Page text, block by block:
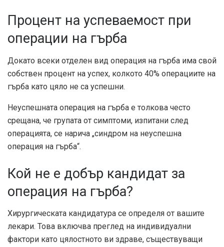
Процент на успеваемост при
операции на гърба
Докато всеки отделен вид операция на гърба има свой
собствен процент на успех, колкото 40% операциите на
гърба като цяло не са успешни.
Неуспешната операция на гърба е толкова често
срещана, че групата от симптоми, изпитани след
операцията, се нарича „синдром на неуспешна
операция на гърба“.
Кой не е добър кандидат за
операция на гърба?
Хирургическата кандидатура се определя от вашите
лекари. Това включва преглед на индивидуални
фактори като цялостното ви здраве, съществуващи